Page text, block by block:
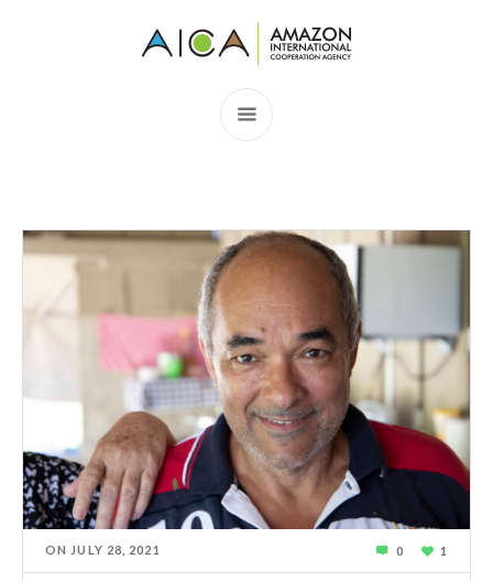
ON JULY 28, 2021 0 1